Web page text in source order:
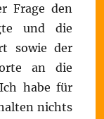
Frage den
und die
sowie der
an die
habe für
nichts